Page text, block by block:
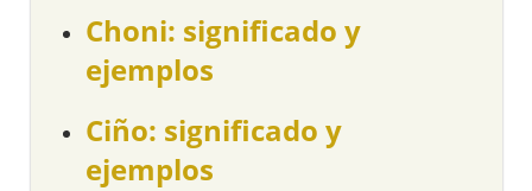
Choni: significado y
ejemplos
Ciño: significado y
ejemplos